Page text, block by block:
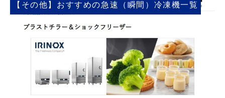
【その他】おすすめの急速（瞬間）冷凍機一覧